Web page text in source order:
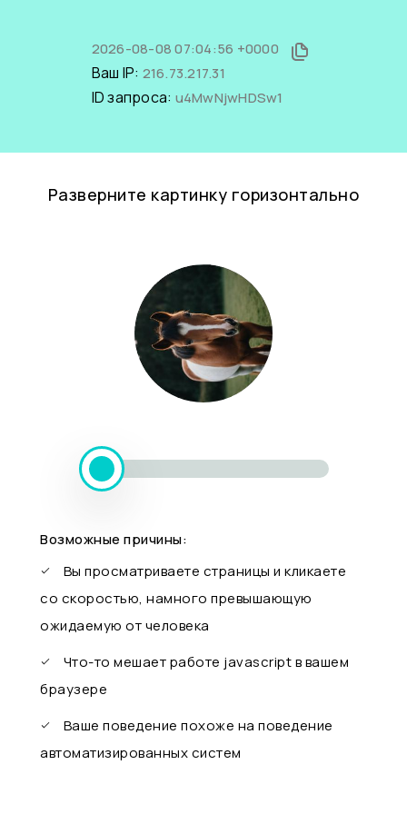
2026-08-08 07:04:56 +0000
Ваш IP: 216.73.217.31
ID запроса: u4MwNjwHDSw1
Разверните картинку горизонтально
Возможные причины:
Вы просматриваете страницы и кликаете
со скоростью, намного превышающую
ожидаемую от человека
Что-то мешает работе javascript в вашем
браузере
Ваше поведение похоже на поведение
автоматизированных систем